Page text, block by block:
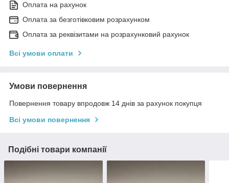
Оплата на рахунок
Оплата за безготівковим розрахунком
Оплата за реквізитами на розрахунковий рахунок
Всі умови оплати
Умови повернення
Повернення товару впродовж 14 днів за рахунок покупця
Всі умови повернення
Подібні товари компанії